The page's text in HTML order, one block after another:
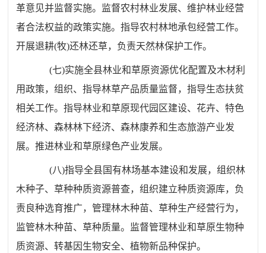
革意见并监督实施。监督农村林业发展、维护林业经营
者合法权益的政策实施。指导农村林地承包经营工作。
开展退耕(牧)还林还草，负责天然林保护工作。
(七)实施全县林业和草原资源优化配置及木材利
用政策，组织、指导林草产品质量监督，指导生态扶贫
相关工作。指导林业和草原现代园区建设、花卉、特色
经济林、森林林下经济、森林康养和生态旅游产业发
展。推进林业和草原绿色产业发展。
(八)指导全县国有林场基本建设和发展，组织林
木种子、草种种质资源普查，组织建立种质资源库，负
责良种选育推广，管理林木种苗、草种生产经营行为，
监管林木种苗、草种质量。监督管理林业和草原生物种
质资源、转基因生物安全、植物新品种保护。